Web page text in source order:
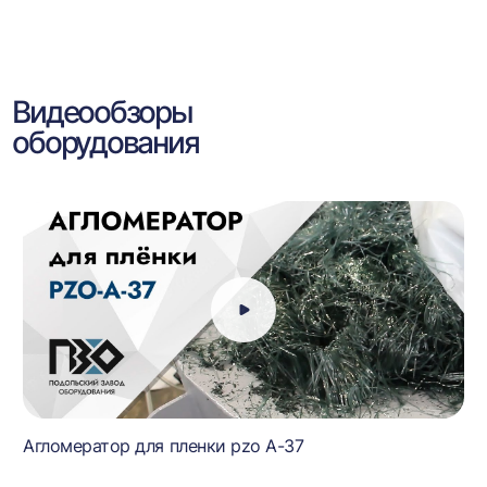
Видеообзоры
оборудования
Агломератор для пленки pzo A-37